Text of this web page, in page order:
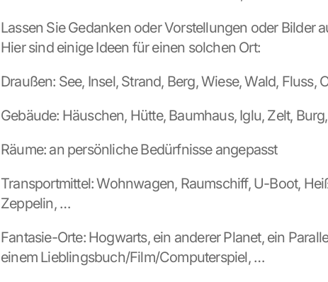
Lassen Sie Gedanken oder Vorstellungen oder Bilder
Hier sind einige Ideen für einen solchen Ort:
Draußen: See, Insel, Strand, Berg, Wiese, Wald, Fluss,
Gebäude: Häuschen, Hütte, Baumhaus, Iglu, Zelt,
Räume: an persönliche Bedürfnisse angepasst
Transportmittel: Wohnwagen, Raumschiff, U-Boot,
Zeppelin, …
Fantasie-Orte: Hogwarts, ein anderer Planet, ein
einem Lieblingsbuch/Film/Computerspiel, …
i
d
m
a
e
n
e
r
o
g